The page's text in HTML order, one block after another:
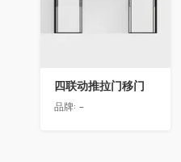
四联动推拉门移门
品牌: -